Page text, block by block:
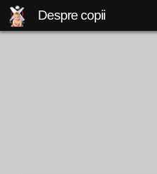
Despre copii